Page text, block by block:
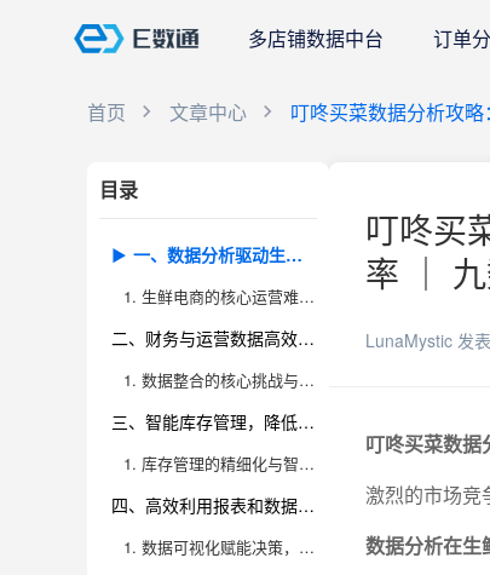
多店铺数据中台 订单
首页 文章中心 叮咚买菜数据分析攻
目录
一、数据分析驱动生鲜电商运营提效，破解行业痛点
1. 生鲜电商的核心运营难题与数据分析的应对之道
二、财务与运营数据高效整合，助力利润最大化
1. 数据整合的核心挑战与落地实践
三、智能库存管理，降低损耗提升周转率
1. 库存管理的精细化与智能化升级路径
四、高效利用报表和数据大屏，增强决策敏捷性
1. 数据可视化赋能决策，提升管理效率
叮咚买
率 ｜
LunaMystic 发
叮咚买菜数据
激烈的市场竞
数据分析在生